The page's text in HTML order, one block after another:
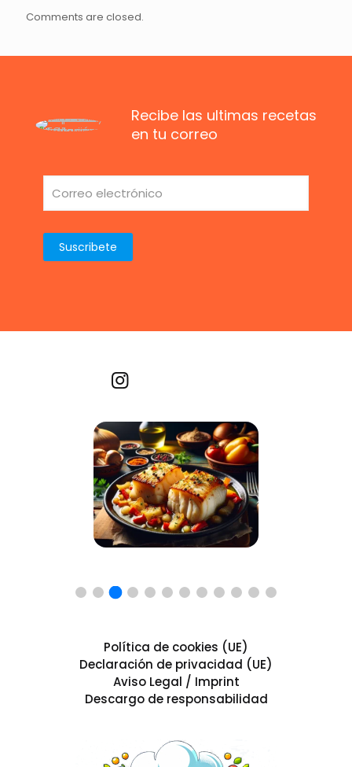
Comments are closed.
Recibe las ultimas recetas
en tu correo
Política de cookies (UE)
Declaración de privacidad (UE)
Aviso Legal / Imprint
Descargo de responsabilidad